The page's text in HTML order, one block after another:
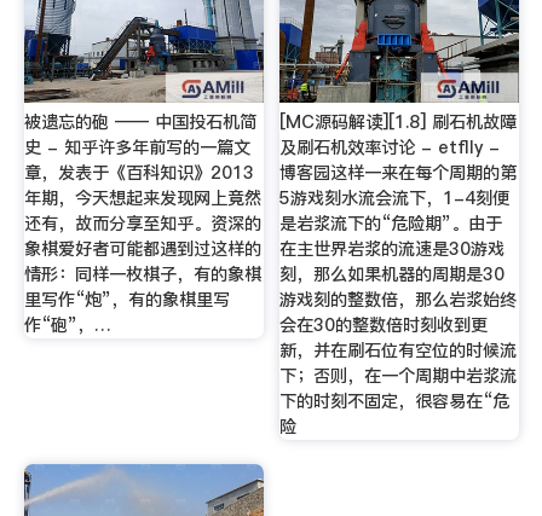
被遗忘的砲 —— 中国投石机简
史 - 知乎许多年前写的一篇文
章，发表于《百科知识》2013
年期，今天想起来发现网上竟然
还有，故而分享至知乎。资深的
象棋爱好者可能都遇到过这样的
情形：同样一枚棋子，有的象棋
里写作“炮”，有的象棋里写
作“砲”，…
[MC源码解读][1.8] 刷石机故障
及刷石机效率讨论 - etflly -
博客园这样一来在每个周期的第
5游戏刻水流会流下，1-4刻便
是岩浆流下的“危险期”。由于
在主世界岩浆的流速是30游戏
刻，那么如果机器的周期是30
游戏刻的整数倍，那么岩浆始终
会在30的整数倍时刻收到更
新，并在刷石位有空位的时候流
下；否则，在一个周期中岩浆流
下的时刻不固定，很容易在“危
险